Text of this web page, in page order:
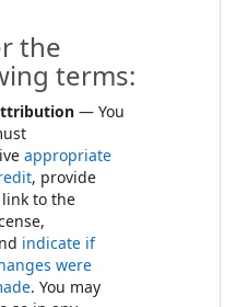
the
terms:
— You
appropriate
, provide
to the
indicate if
were
. You may